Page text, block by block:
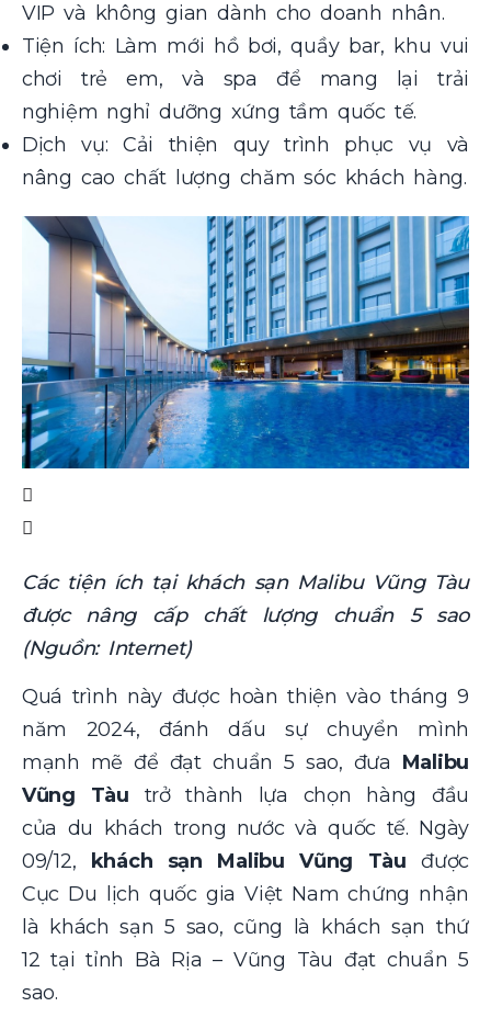
VIP và không gian dành cho doanh nhân.
Tiện ích: Làm mới hồ bơi, quầy bar, khu vui
chơi trẻ em, và spa để mang lại trải
nghiệm nghỉ dưỡng xứng tầm quốc tế.
Dịch vụ: Cải thiện quy trình phục vụ và
nâng cao chất lượng chăm sóc khách hàng.
Các tiện ích tại khách sạn Malibu Vũng Tàu
được nâng cấp chất lượng chuẩn 5 sao
(Nguồn: Internet)
Quá trình này được hoàn thiện vào tháng 9
năm 2024, đánh dấu sự chuyển mình
mạnh mẽ để đạt chuẩn 5 sao, đưa Malibu
Vũng Tàu trở thành lựa chọn hàng đầu
của du khách trong nước và quốc tế. Ngày
09/12,
khách sạn Malibu Vũng Tàu được
Cục Du lịch quốc gia Việt Nam chứng nhận
là khách sạn 5 sao, cũng là khách sạn thứ
12 tại tỉnh Bà Rịa – Vũng Tàu đạt chuẩn 5
sao.